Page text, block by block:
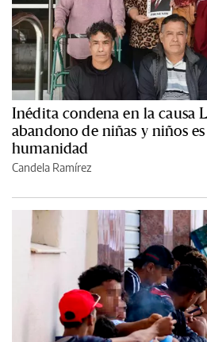
Inédita condena en la causa
abandono de niñas y niños
humanidad
Candela Ramírez